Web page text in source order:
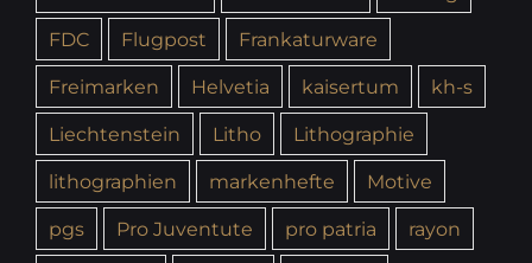
FDC
Flugpost
Frankaturware
Freimarken
Helvetia kaisertum
kh-s
Liechtenstein
Litho
Lithographie
lithographien
markenhefte
Motive
pgs
Pro Juventute pro patria
rayon